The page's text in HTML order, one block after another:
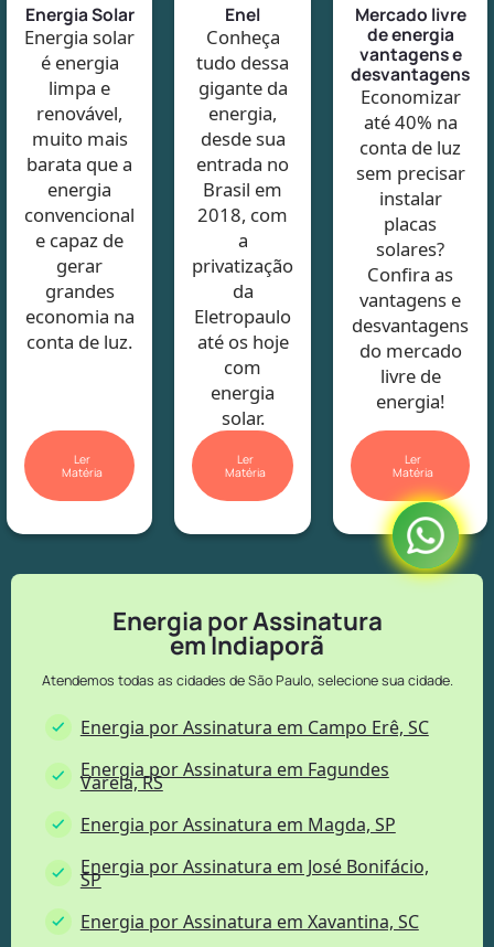
Energia Solar
Energia solar
é energia
limpa e
renovável,
muito mais
barata que a
energia
convencional
e capaz de
gerar
grandes
economia na
conta de luz.
Ler
Matéria
Enel
Conheça
tudo dessa
gigante da
energia,
desde sua
entrada no
Brasil em
2018, com
a
privatização
da
Eletropaulo
até os hoje
com
energia
solar.
Ler
Matéria
Mercado livre
de energia
vantagens e
desvantagens
Economizar
até 40% na
conta de luz
sem precisar
instalar
placas
solares?
Confira as
vantagens e
desvantagens
do mercado
livre de
energia!
Ler
Matéria
Energia por Assinatura
em Indiaporã
Atendemos todas as cidades de São Paulo, selecione sua cidade.
Energia por Assinatura em Campo Erê, SC
Energia por Assinatura em Fagundes
Varela, RS
Energia por Assinatura em Magda, SP
Energia por Assinatura em José Bonifácio,
SP
Energia por Assinatura em Xavantina, SC